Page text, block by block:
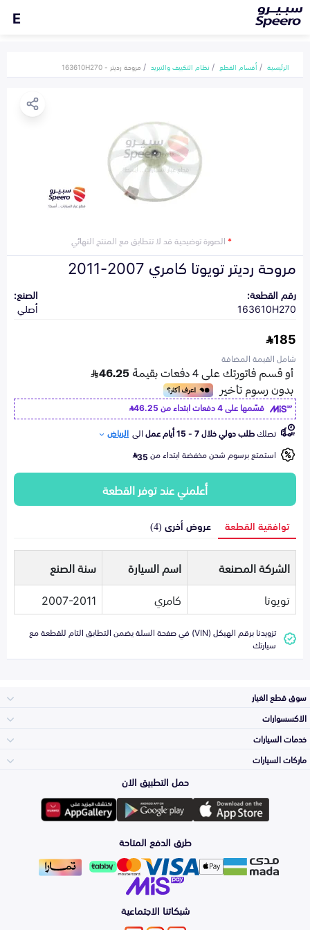
E
الرئيسية أقسام القطع نظام التكييف والتبريد مروحة رديتر - 163610H270
*الصورة توضيحية قد لا تتطابق مع المنتج النهائي
مروحة رديتر تويوتا كامري 2007-2011
رقم القطعة:
163610H270
الصنع:
أصلي
185
شامل القيمة المضافة
قسّمها على 4 دفعات ابتداء من
46.25
تصلكطلب دولي خلال 7 - 15 أيام عمل الى الرياض
استمتع برسوم شحن مخفضة ابتداء من35
أعلمني عند توفر القطعة
توافقية القطعة عروض أخرى (4)
الشركة المصنعة اسم السيارة
سنة الصنع
تويوتا
كامري 2007-2011
تزويدنا برقم الهيكل (VIN) في صفحة السلة يضمن التطابق التام للقطعة مع
سيارتك
سوق قطع الغيار
المكائن، القيرات
وملحقاتها
الشمعات
والاصطبات (الاضاءة)
الفرامل والأقمشة
الاكسسوارات
لوازم الرحلات
اكسسوارات العناية
الزيوت و السوائل
خدمات السيارات
الأكثر مبيعاً
التلميع والعناية
ماركات السيارات
تويوتا
هيونداي
كيا
حمل التطبيق الان
طرق الدفع المتاحة
شبكاتنا الاجتماعية